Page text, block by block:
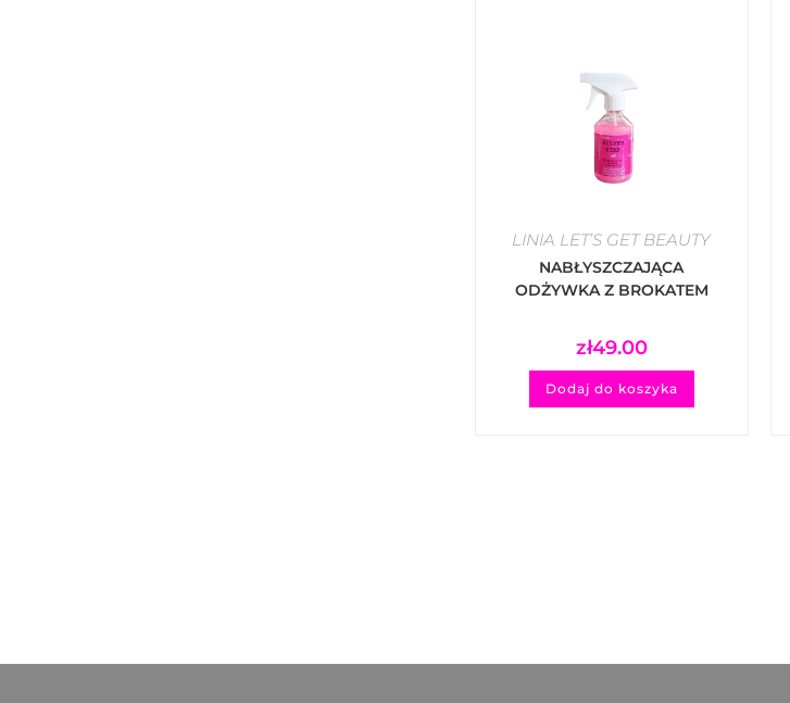
LINIA LET’S GET BEAUTY
NABŁYSZCZAJĄCA
ODŻYWKA Z BROKATEM
GLOSSY STAR – PINK
zł49.00
Dodaj do koszyka